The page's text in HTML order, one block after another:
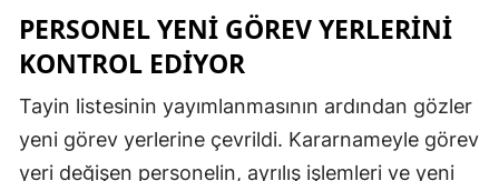
PERSONEL YENI GÖREV YERLERINI
KONTROL EDIYOR
Tayin listesinin yayımlanmasının ardından gözler
yeni görev yerlerine çevrildi. Kararnameyle görev
yeri değişen personelin, ayrılış işlemleri ve yeni